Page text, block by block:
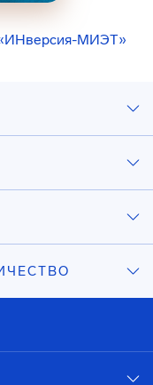
«ИНверсия-МИЭТ»